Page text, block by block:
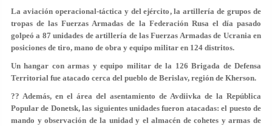
La aviación operacional-táctica y del ejército, la artillería de grupos de
tropas de las Fuerzas Armadas de la Federación Rusa el día pasado
golpeó a 87 unidades de artillería de las Fuerzas Armadas de Ucrania en
posiciones de tiro, mano de obra y equipo militar en 124 distritos.
Un hangar con armas y equipo militar de la 126 Brigada de Defensa
Territorial fue atacado cerca del pueblo de Berislav, región de Kherson.
?? Además, en el área del asentamiento de Avdiivka de la República
Popular de Donetsk, las siguientes unidades fueron atacadas: el puesto de
mando y observación de la unidad y el almacén de cohetes y armas de